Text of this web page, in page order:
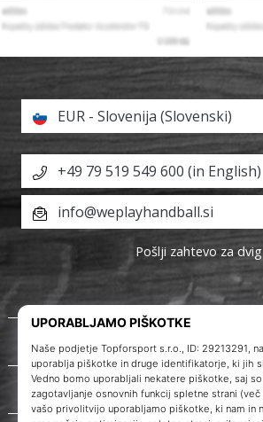
O nas
Storitve za stranke
EUR - Slovenija (Slovenski)
+49 79 519 549 600 (in English)
info@weplayhandball.si
Pošlji zahtevo za dvig